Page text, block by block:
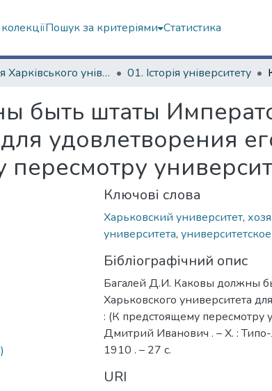
Пошук за критеріями Статистика
Історія Харківського університету 01. Історія університету
быть штаты
удовлетворения
Ключові слова
Харьковский университет,
университета,
Бібліографічний опис
Багалей Д.И. Каковы должны
Харьковского университета
: (К предстоящему пересмотру
Дмитрий Иванович . – Х. :
1910 . – 27 с.
URI